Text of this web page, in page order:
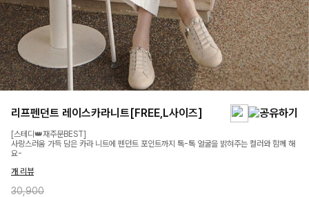
리프펜던트 레이스카라니트[FREE,L사이즈]
[스테디👑재주문BEST]
사랑스러움 가득 담은 카라 니트에 펜던트 포인트까지 톡-톡 얼굴을 밝혀주는 컬러와 함께 해
요-
개 리뷰
30,900